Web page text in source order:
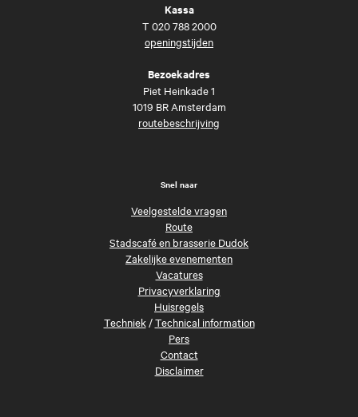
Kassa
T 020 788 2000
openingstijden
Bezoekadres
Piet Heinkade 1
1019 BR Amsterdam
routebeschrijving
Snel naar
Veelgestelde vragen
Route
Stadscafé en brasserie Dudok
Zakelijke evenementen
Vacatures
Privacyverklaring
Huisregels
Techniek/Technical information
Pers
Contact
Disclaimer